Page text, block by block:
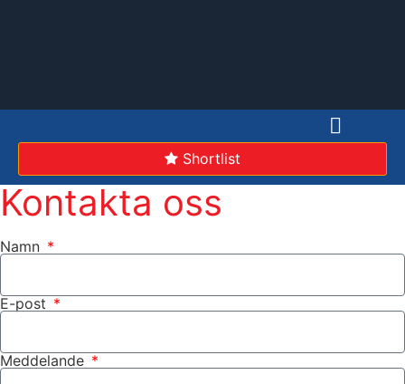
Shortlist
Kontakta oss
Namn
E-post
Meddelande